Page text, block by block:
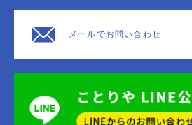
メールでお問い合わせ